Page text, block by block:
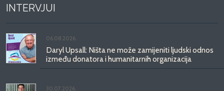
INTERVJUI
06.08.2026.
Daryl Upsall: Ništa ne može zamijeniti ljudski odnos
između donatora i humanitarnih organizacija
30.07.2026.